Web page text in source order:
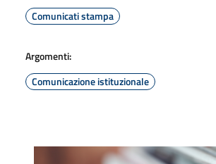
Comunicati stampa
Argomenti:
Comunicazione istituzionale